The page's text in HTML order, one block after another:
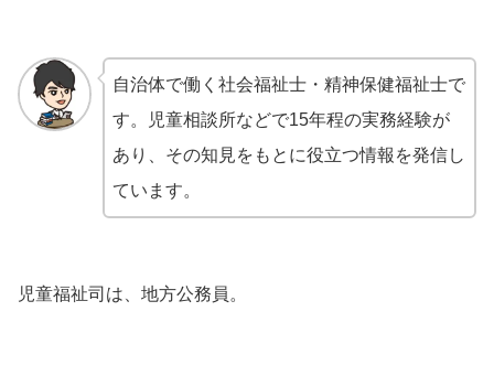
自治体で働く社会福祉士・精神保健福祉士で
す。児童相談所などで15年程の実務経験が
あり、その知見をもとに役立つ情報を発信し
ています。
児童福祉司は、地方公務員。